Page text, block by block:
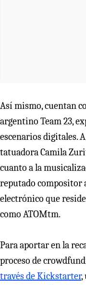
Así mismo, cuentan
argentino Team 23,
escenarios digitales.
tatuadora Camila
cuanto a la
reputado compositor
electrónico que
como ATOMtm.
Para aportar en la
proceso de
través de Kickstarter,